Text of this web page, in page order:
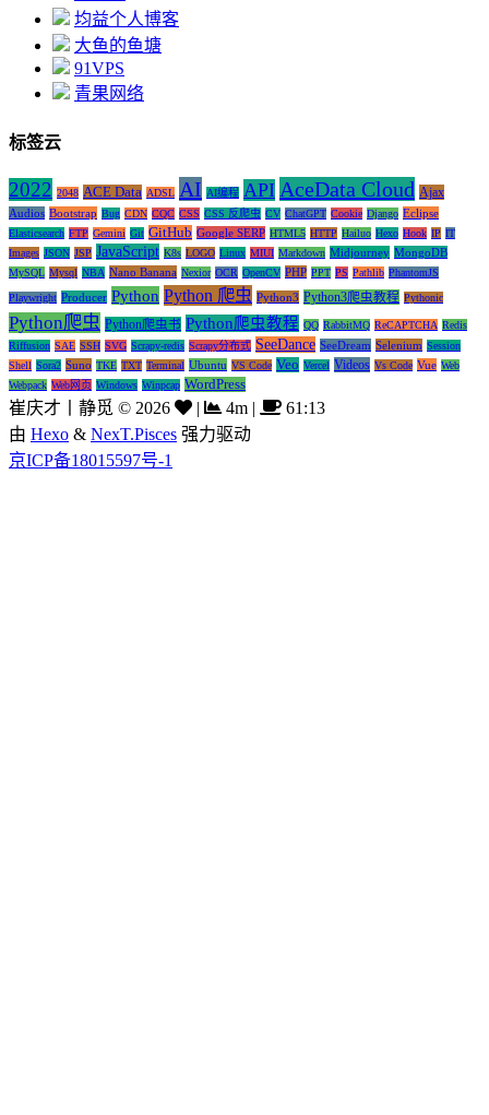
均益个人博客
大鱼的鱼塘
91VPS
青果网络
标签云
2022 2048 ACE Data ADSL AI AI编程 API AceData Cloud Ajax
Audios Bootstrap Bug CDN CQC CSS CSS 反爬虫 CV ChatGPT Cookie Django Eclipse
Elasticsearch FTP Gemini Git GitHub Google SERP HTML5 HTTP Hailuo Hexo Hook IP IT
Images JSON JSP JavaScript K8s LOGO Linux MIUI Markdown Midjourney MongoDB
MySQL Mysql NBA Nano Banana Nexior OCR OpenCV PHP PPT PS Pathlib PhantomJS
Playwright Producer Python Python 爬虫 Python3 Python3爬虫教程 Pythonic
Python爬虫 Python爬虫书 Python爬虫教程 QQ RabbitMQ ReCAPTCHA Redis
Riffusion SAE SSH SVG Scrapy-redis Scrapy分布式 SeeDance SeeDream Selenium Session
Shell Sora2 Suno TKE TXT Terminal Ubuntu VS Code Veo Vercel Videos Vs Code Vue Web
Webpack Web网页 Windows Winpcap WordPress
崔庆才丨静觅 © 2026 | 4m |
61:13
由 Hexo & NexT.Pisces 强力驱动
京ICP备18015597号-1